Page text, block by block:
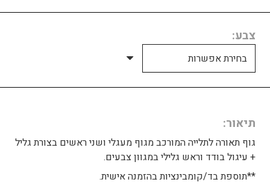
צבע
תיאור
גוף תאורה לתלייה המורכב מגוף מעגלי ושני ראשים בצורת גליל
+ עיגול בודד וראש גלילי במגוון צבעים.
**תוספת בד/קומבינציות בהזמנה אישית.